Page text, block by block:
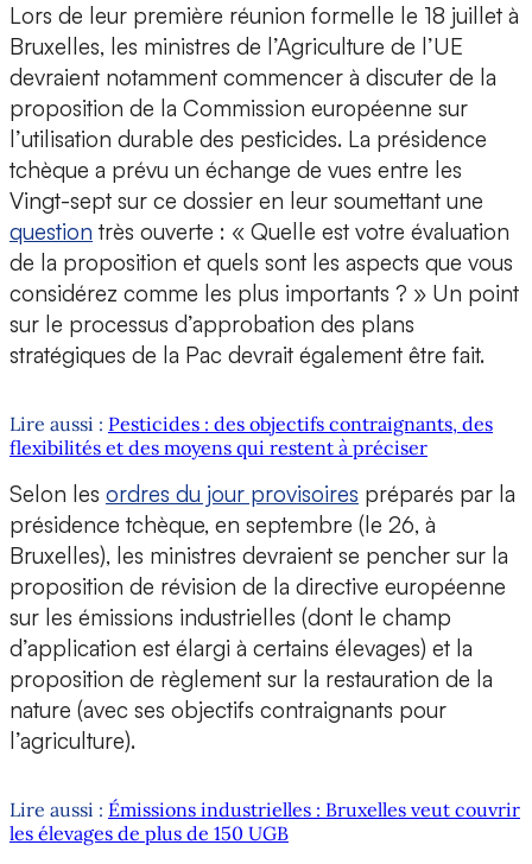
Lors de leur première réunion formelle le 18 juillet à
Bruxelles, les ministres de l’Agriculture de l’UE
devraient notamment commencer à discuter de la
proposition de la Commission européenne sur
l’utilisation durable des pesticides. La présidence
tchèque a prévu un échange de vues entre les
Vingt-sept sur ce dossier en leur soumettant une
question très ouverte : « Quelle est votre évaluation
de la proposition et quels sont les aspects que vous
considérez comme les plus importants ? » Un point
sur le processus d’approbation des plans
stratégiques de la Pac devrait également être fait.
Lire aussi : Pesticides : des objectifs contraignants, des
flexibilités et des moyens qui restent à préciser
Selon les ordres du jour provisoires préparés par la
présidence tchèque, en septembre (le 26, à
Bruxelles), les ministres devraient se pencher sur la
proposition de révision de la directive européenne
sur les émissions industrielles (dont le champ
d’application est élargi à certains élevages) et la
proposition de règlement sur la restauration de la
nature (avec ses objectifs contraignants pour
l’agriculture).
Lire aussi : Émissions industrielles : Bruxelles veut couvrir
les élevages de plus de 150 UGB